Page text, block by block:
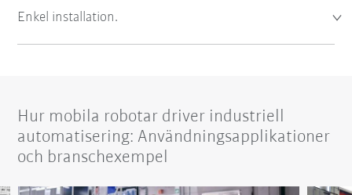
Enkel installation.
Hur mobila robotar driver industriell
automatisering: Användningsapplikationer
och branschexempel